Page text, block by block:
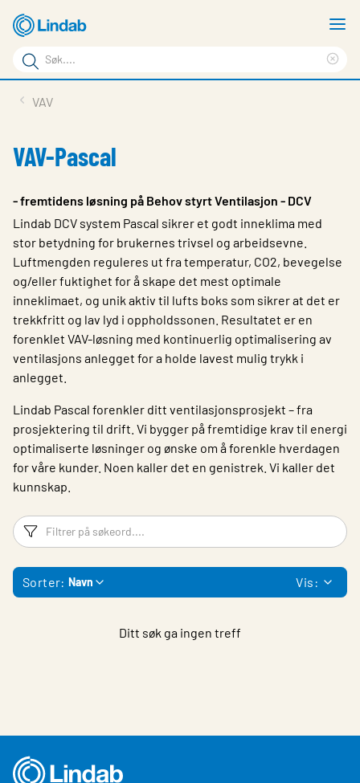
hovedinnhold
Søkeord
Søk
på
Last ned
Bærekraft
Kontakt oss
Logg inn
Choose languge
Norway
VAV
VAV-Pascal
- fremtidens løsning på Behov styrt Ventilasjon - DCV
Lindab DCV system Pascal sikrer et godt inneklima med
stor betydning for brukernes trivsel og arbeidsevne.
Luftmengden reguleres ut fra temperatur, CO2, bevegelse
og/eller fuktighet for å skape det mest optimale
inneklimaet, og unik aktiv til lufts boks som sikrer at det er
trekkfritt og lav lyd i oppholdssonen. Resultatet er en
forenklet VAV-løsning med kontinuerlig optimalisering av
ventilasjons anlegget for a holde lavest mulig trykk i
anlegget.
Lindab Pascal forenkler ditt ventilasjonsprosjekt – fra
prosjektering til drift. Vi bygger på fremtidige krav til energi
optimaliserte løsninger og ønske om å forenkle hverdagen
for våre kunder. Noen kaller det en genistrek. Vi kaller det
kunnskap.
Filtreringsord
Sorter: Navn Vis:
Ditt søk ga ingen treff